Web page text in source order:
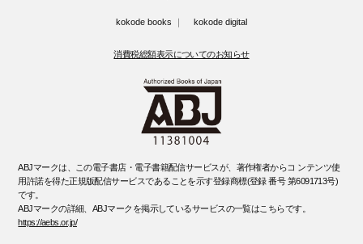
kokode books kokode digital
消費税総額表示についてのお知らせ
ABJマークは、この電子書店・電子書籍配信サービスが、著作権者からコ ンテンツ使
用許諾を得た正規版配信サービスであることを示す登録商標(登録 番号 第6091713号)
です。
ABJマークの詳細、ABJマークを掲示しているサービスの一覧はこちらです。
https://aebs.or.jp/